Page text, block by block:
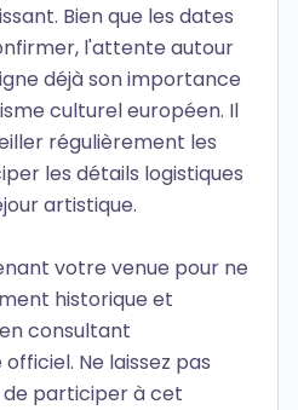
Bien que les dates
l'attente autour
déjà son importance
culturel européen. Il
régulièrement les
les détails logistiques
artistique.
votre venue pour ne
historique et
consultant
Ne laissez pas
participer à cet